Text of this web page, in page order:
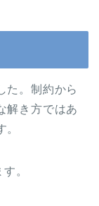
た。制約から
解き方ではあ
。